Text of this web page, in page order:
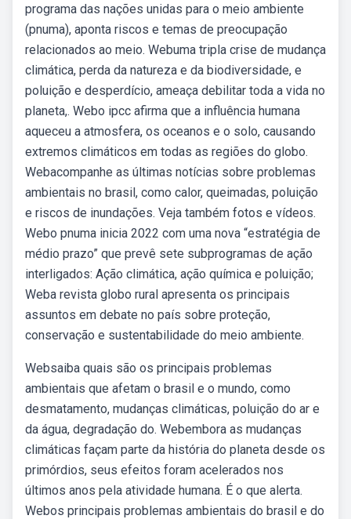
programa das nações unidas para o meio ambiente
(pnuma), aponta riscos e temas de preocupação
relacionados ao meio. Webuma tripla crise de mudança
climática, perda da natureza e da biodiversidade, e
poluição e desperdício, ameaça debilitar toda a vida no
planeta,. Webo ipcc afirma que a influência humana
aqueceu a atmosfera, os oceanos e o solo, causando
extremos climáticos em todas as regiões do globo.
Webacompanhe as últimas notícias sobre problemas
ambientais no brasil, como calor, queimadas, poluição
e riscos de inundações. Veja também fotos e vídeos.
Webo pnuma inicia 2022 com uma nova “estratégia de
médio prazo” que prevê sete subprogramas de ação
interligados: Ação climática, ação química e poluição;
Weba revista globo rural apresenta os principais
assuntos em debate no país sobre proteção,
conservação e sustentabilidade do meio ambiente.
Websaiba quais são os principais problemas
ambientais que afetam o brasil e o mundo, como
desmatamento, mudanças climáticas, poluição do ar e
da água, degradação do. Webembora as mudanças
climáticas façam parte da história do planeta desde os
primórdios, seus efeitos foram acelerados nos
últimos anos pela atividade humana. É o que alerta.
Webos principais problemas ambientais do brasil e do